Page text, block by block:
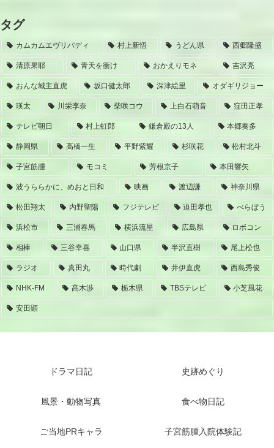
タグ
カムカムエヴリバディ 村上新悟 うどん県 西郷隆盛
清原果耶 青天を衝け おかえりモネ 吉沢亮
おんな城主直虎 坂口健太郎 深津絵里 オダギリジョー
瑛太 川栄李奈 柴咲コウ 上白石萌音 窪田正孝
テレビ朝日 村上虹郎 鎌倉殿の13人 本郷奏多
静岡県 高橋一生 平野紫耀 杉咲花 松村北斗
子宮筋腫 モコミ 芳根京子 本田響矢
波うららかに、めおと日和 映画 渡辺謙 神奈川県
松田翔太 内野聖陽 フジテレビ 迫田孝也 べらぼう
浜松市 三浦春馬 横浜流星 広島県 ロボコン
相棒 三谷幸喜 山口県 半沢直樹 尾上松也
ラジオ 真田丸 時代劇 井伊直虎 西島秀俊
NHK-FM 高木渉 栃木県 TBSテレビ 小芝風花
安田顕
ドラマ日記 史跡めぐり
風景・動物写真 食べ物日記
ご当地PRキャラ 子宮筋腫入院体験記